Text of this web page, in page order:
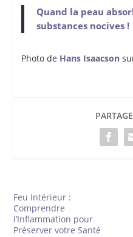
Quand la peau
substances nocives !
Photo de Hans Isaacson
Feu Intérieur :
Comprendre
l’Inflammation pour
Préserver votre Santé